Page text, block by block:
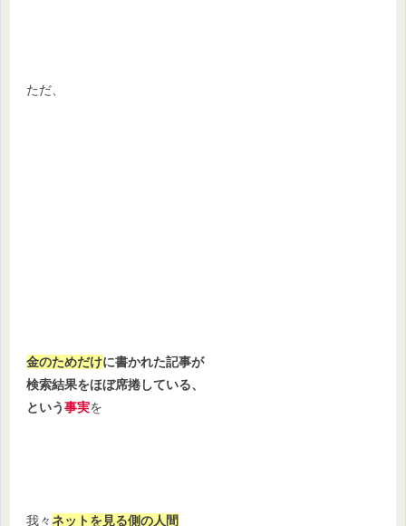
ただ、
金のためだけに書かれた記事が
検索結果をほぼ席捲している、
という事実を
我々ネットを見る側の人間